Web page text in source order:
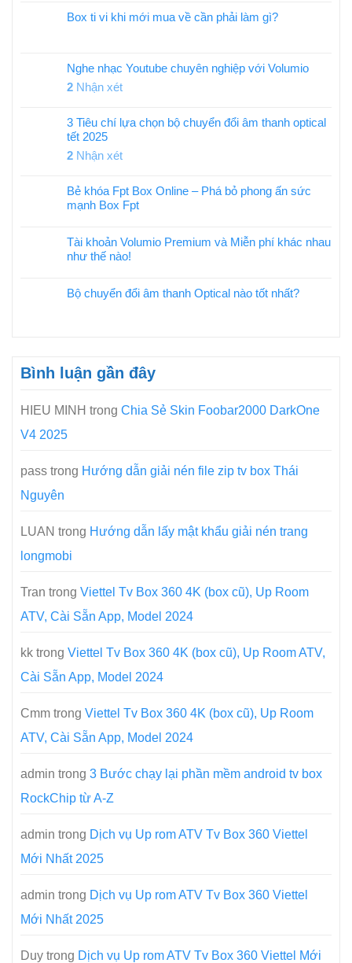
Box ti vi khi mới mua về cần phải làm gì?
Nghe nhạc Youtube chuyên nghiệp với Volumio
2 Nhận xét
3 Tiêu chí lựa chọn bộ chuyển đổi âm thanh optical
tết 2025
2 Nhận xét
Bẻ khóa Fpt Box Online – Phá bỏ phong ấn sức
mạnh Box Fpt
Tài khoản Volumio Premium và Miễn phí khác nhau
như thế nào!
Bộ chuyển đổi âm thanh Optical nào tốt nhất?
Bình luận gần đây
HIEU MINH trong Chia Sẻ Skin Foobar2000 DarkOne
V4 2025
pass trong Hướng dẫn giải nén file zip tv box Thái
Nguyên
LUAN trong Hướng dẫn lấy mật khẩu giải nén trang
longmobi
Tran trong Viettel Tv Box 360 4K (box cũ), Up Room
ATV, Cài Sẵn App, Model 2024
kk trong Viettel Tv Box 360 4K (box cũ), Up Room ATV,
Cài Sẵn App, Model 2024
Cmm trong Viettel Tv Box 360 4K (box cũ), Up Room
ATV, Cài Sẵn App, Model 2024
admin trong 3 Bước chạy lại phần mềm android tv box
RockChip từ A-Z
admin trong Dịch vụ Up rom ATV Tv Box 360 Viettel
Mới Nhất 2025
admin trong Dịch vụ Up rom ATV Tv Box 360 Viettel
Mới Nhất 2025
Duy trong Dịch vụ Up rom ATV Tv Box 360 Viettel Mới